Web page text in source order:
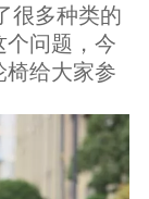
很多种类的
个问题，今
椅给大家参